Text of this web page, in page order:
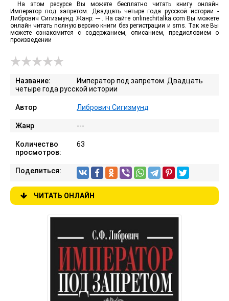
На этом ресурсе Вы можете бесплатно читать книгу онлайн
Император под запретом. Двадцать четыре года русской истории -
Либрович Сигизмунд. Жанр: --- . На сайте onlinechitalka.com Вы можете
онлайн читать полную версию книги без регистрации и sms. Так же Вы
можете ознакомится с содержанием, описанием, предисловием о
произведении
Название:
Император под запретом. Двадцать
четыре года русской истории
Автор Либрович Сигизмунд
Жанр ---
Количество
просмотров:
63
Поделиться:
ЧИТАТЬ ОНЛАЙН